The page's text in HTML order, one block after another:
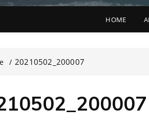
HOME
20210502_200007